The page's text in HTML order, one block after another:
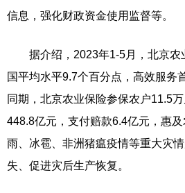
信息，强化财政资金使用监督等。
据介绍，2023年1-5月，北京
国平均水平9.7个百分点，高效服务
同期，北京农业保险参保农户11.5
448.8亿元，支付赔款6.4亿元，惠
雨、冰雹、非洲猪瘟疫情等重大灾
失、促进灾后生产恢复。